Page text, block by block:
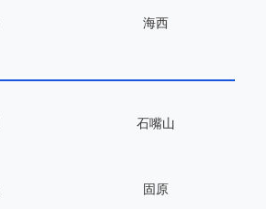
海西
石嘴山
固原